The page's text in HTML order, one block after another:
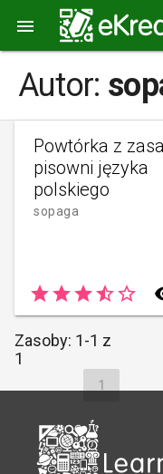

Autor:
Powtórka z
pisowni języka
polskiego
sopaga
starstarstarstar_halfstar_border
Zasoby: 1-1 z
1
1